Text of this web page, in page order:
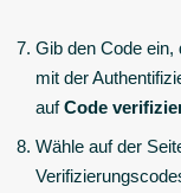
Gib den Code ein,
mit der
aufCode
Wähle auf der